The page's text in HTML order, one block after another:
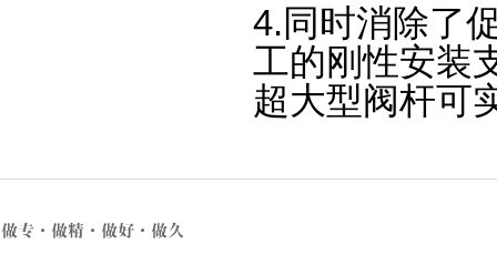
4.同时消除了
工的刚性安装
超大型阀杆可